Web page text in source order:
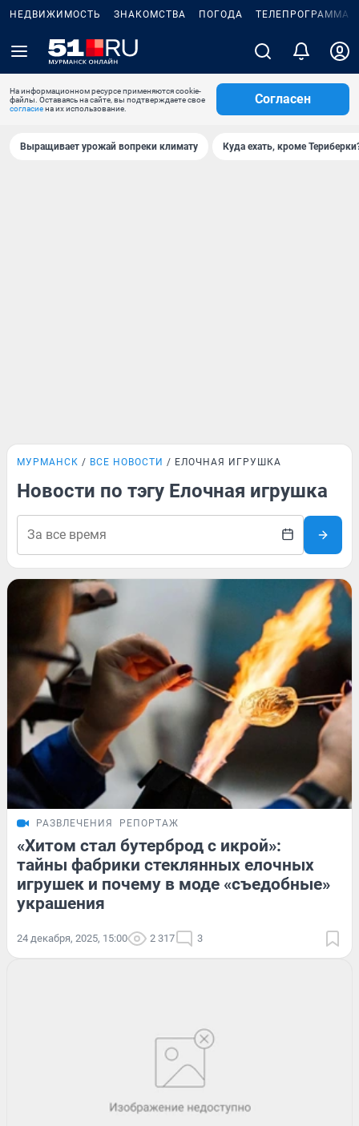
НЕДВИЖИМОСТЬ ЗНАКОМСТВА ПОГОДА ТЕЛЕПРОГРАММА
На информационном ресурсе применяются cookie-
файлы. Оставаясь на сайте, вы подтверждаете свое
согласиена их использование.
Согласен
Выращивает урожай вопреки климату Куда ехать, кроме
МУРМАНСК ВСЕ НОВОСТИ ЕЛОЧНАЯ ИГРУШКА
Новости по тэгу Елочная игрушка
РАЗВЛЕЧЕНИЯ РЕПОРТАЖ
«Хитом стал бутерброд с икрой»:
тайны фабрики стеклянных елочных
игрушек и почему в моде «съедобные»
украшения
24 декабря, 2025, 15:00 2 317 3